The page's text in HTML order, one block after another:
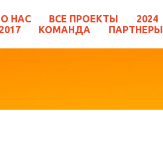
О НАС ВСЕ ПРОЕКТЫ 2024
КОМАНДА ПАРТНЕРЫ